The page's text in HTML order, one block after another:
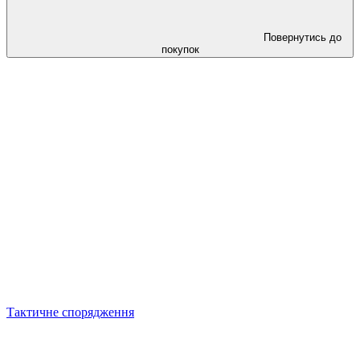
Повернутись до
покупок
Тактичне спорядження